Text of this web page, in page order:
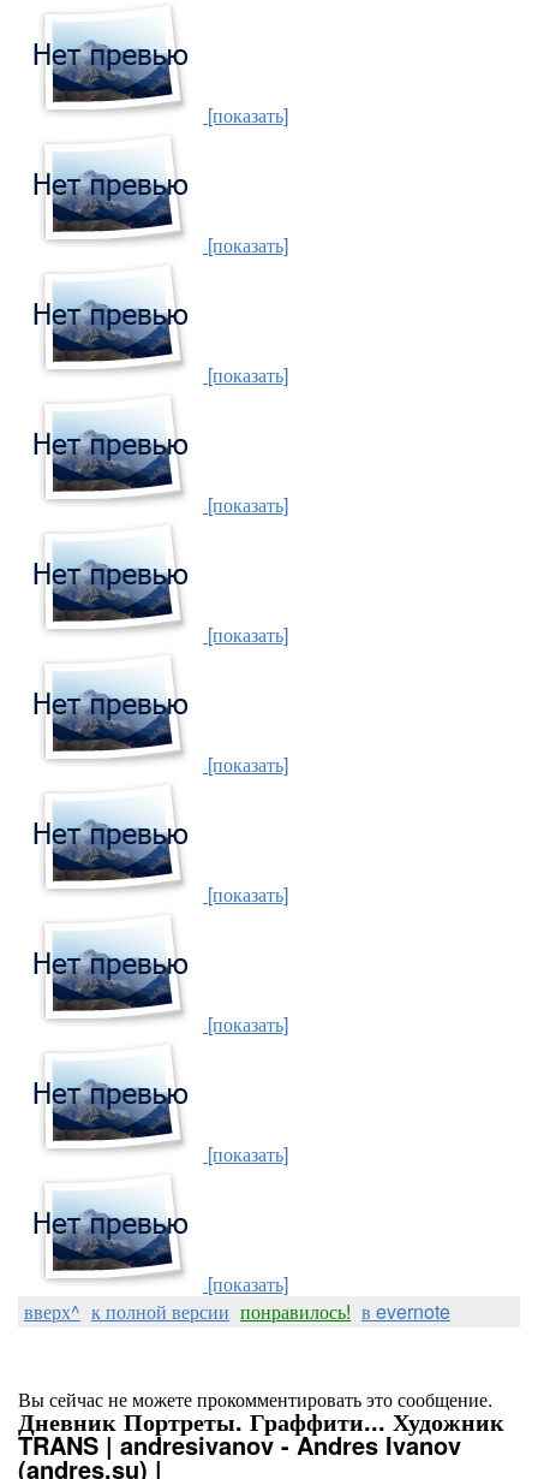
[показать]
[показать]
[показать]
[показать]
[показать]
[показать]
[показать]
[показать]
[показать]
[показать]
вверх^ к полной версии понравилось! в evernote
Вы сейчас не можете прокомментировать это сообщение.
Дневник Портреты. Граффити... Художник
TRANS | andresivanov - Andres Ivanov
(andres.su) |